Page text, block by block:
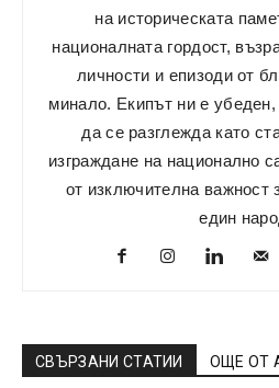
на историческата
националната гордост,
личности и епизоди от
минало. Екипът ни е убеден,
да се разглежда като
изграждане на национално
от изключителна важност
един
СВЪРЗАНИ СТАТИИ ОЩЕ ОТ